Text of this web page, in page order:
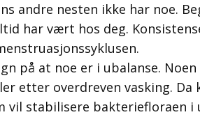
andre nesten ikke har noe.
har vært hos deg.
på at noe er i ubalanse. Noen
etter overdreven vasking. Da
vil stabilisere bakteriefloraen i